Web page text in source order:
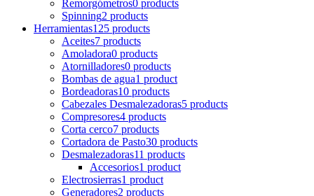
Remorgómetros0 products
Spinning2 products
Herramientas125 products
Aceites7 products
Amoladora0 products
Atornilladores0 products
Bombas de agua1 product
Bordeadoras10 products
Cabezales Desmalezadoras5 products
Compresores4 products
Corta cerco7 products
Cortadora de Pasto30 products
Desmalezadoras11 products
Accesorios1 product
Electrosierras1 product
Generadores2 products